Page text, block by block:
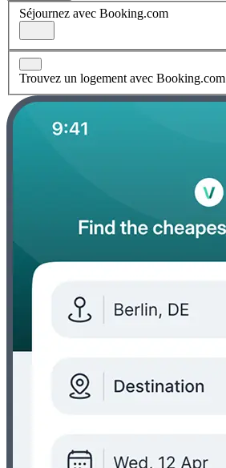
Séjournez avec Booking.com
Trouvez un logement avec Booking.com